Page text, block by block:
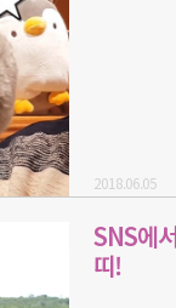
2018.06.05
SNS에
띠!